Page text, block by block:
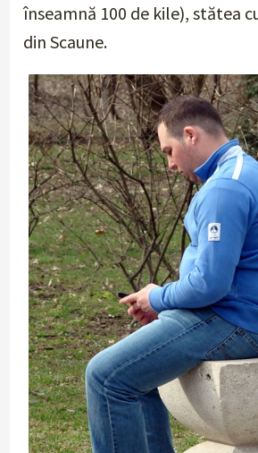
înseamnă 100 de kile), stătea
din Scaune.